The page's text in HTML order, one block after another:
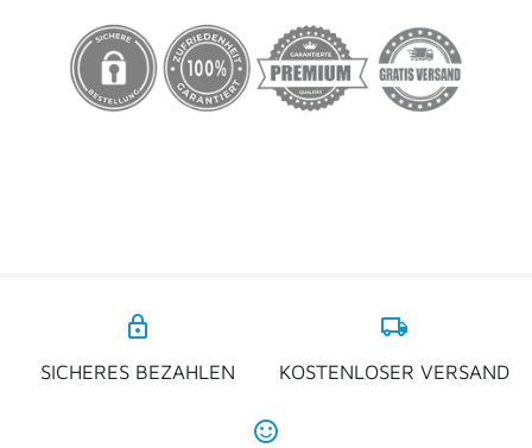
lock
SICHERES BEZAHLEN
local_shipping
KOSTENLOSER VERSAND
sentiment_satisfied_alt